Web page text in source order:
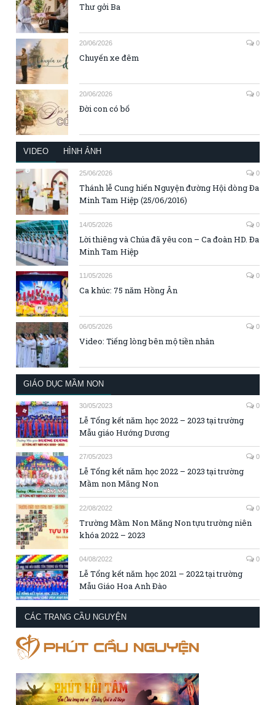
Thư gởi Ba
20/06/2026 0
Chuyến xe đêm
20/06/2026 0
Đời con có bố
VIDEO HÌNH ẢNH
25/06/2026 0
Thánh lễ Cung hiến Nguyện đường Hội dòng Đa
Minh Tam Hiệp (25/06/2016)
14/05/2026 0
Lời thiêng và Chúa đã yêu con – Ca đoàn HD. Đa
Minh Tam Hiệp
11/05/2026 0
Ca khúc: 75 năm Hồng Ân
06/05/2026 0
Video: Tiếng lòng bên mộ tiền nhân
GIÁO DỤC MẦM NON
30/05/2023 0
Lễ Tổng kết năm học 2022 – 2023 tại trường
Mẫu giáo Hướng Dương
27/05/2023 0
Lễ Tổng kết năm học 2022 – 2023 tại trường
Mầm non Măng Non
22/08/2022 0
Trường Mầm Non Măng Non tựu trường niên
khóa 2022 – 2023
04/08/2022 0
Lễ Tổng kết năm học 2021 – 2022 tại trường
Mẫu Giáo Hoa Anh Đào
CÁC TRANG CẦU NGUYỆN